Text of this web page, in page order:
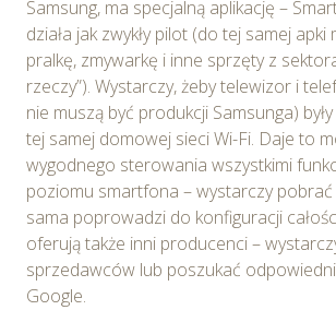
Wybierając opcję „Zgadzam się”
wykorzystywanie w Serwisie
cookie przez Spravia Sp. z o.o. oraz
wskazanych powyżej celach.
dobrowolne. Możesz wycofać zgodę i
ustawień dotyczących plików cookie w
pośrednictwem panelu „Ustawienia
dostępnego z poziomu
Polityki
cookie
Możesz również dostosować wybory
plików cookie i udzielić zgody na
Samsung, ma specjalną aplikację –
działa jak zwykły pilot (do tej samej
pralkę, zmywarkę i inne sprzęty z
rzeczy”). Wystarczy, żeby telewizor i
nie muszą być produkcji Samsunga)
tej samej domowej sieci Wi-Fi. Daje to
wygodnego sterowania wszystkimi
poziomu smartfona – wystarczy pobrać
sama poprowadzi do konfiguracji
oferują także inni producenci –
sprzedawców lub poszukać
Google.